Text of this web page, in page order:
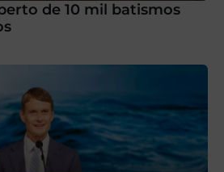
de 10 mil batismos